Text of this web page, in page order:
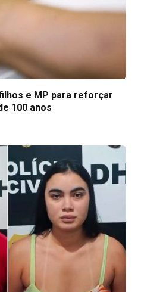
e MP para reforçar
100 anos